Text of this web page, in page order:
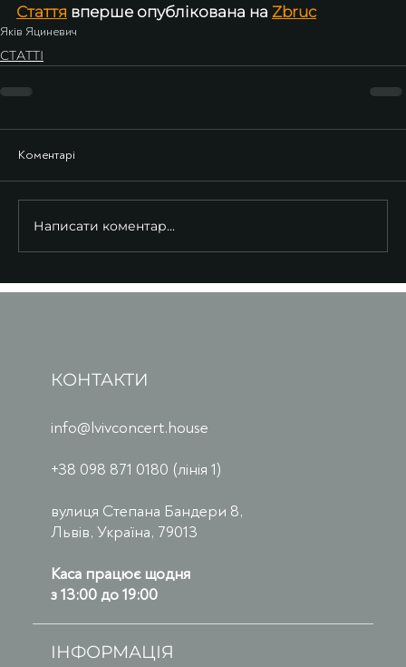
Стаття вперше опублікована на Zbruc
Яків Яциневич
СТАТТІ
Коментарі
Написати коментар...
КОНТАКТИ
info@lvivconcert.house
+38 098 871 0180 (лінія 1)
вулиця Степана Бандери 8,
Львів, Україна, 79013
Каса працює щодня
з 13:00 до 19:00
ІНФОРМАЦІЯ